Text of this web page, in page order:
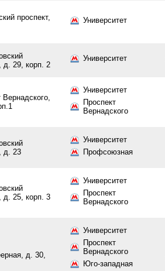
проспект,
Университет
д. 29, корп. 2
Университет
Вернадского,
Университет
Проспект
Вернадского
д. 23
Университет
Профсоюзная
д. 25, корп. 3
Университет
Проспект
Вернадского
д. 30,
Университет
Проспект
Вернадского
Юго-западная